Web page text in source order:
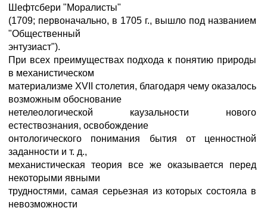
Шефтсбери "Моралисты"
(1709; первоначально, в 1705 г., вышло под названием
"Общественный
энтузиаст").
При всех преимуществах подхода к понятию природы
в механистическом
материализме XVII столетия, благодаря чему оказалось
возможным обоснование
нетелеологической каузальности нового
естествознания, освобождение
онтологического понимания бытия от ценностной
заданности и т. д.,
механистическая теория все же оказывается перед
некоторыми явными
трудностями, самая серьезная из которых состояла в
невозможности